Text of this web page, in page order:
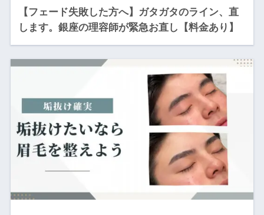
【フェード失敗した方へ】ガタガタのライン、直
します。銀座の理容師が緊急お直し【料金あり】